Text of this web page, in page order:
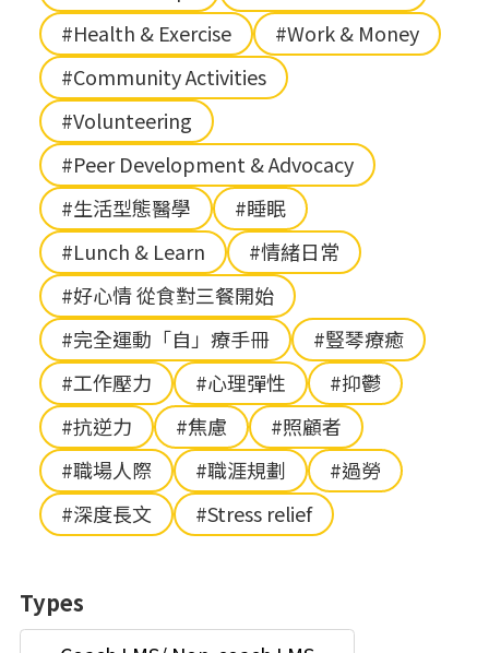
#Health & Exercise
#Work & Money
#Community Activities
#Volunteering
#Peer Development & Advocacy
#生活型態醫學
#睡眠
#Lunch & Learn
#情緒日常
#好心情 從食對三餐開始
#完全運動「自」療手冊
#豎琴療癒
#工作壓力
#心理彈性
#抑鬱
#抗逆力
#焦慮
#照顧者
#職場人際
#職涯規劃
#過勞
#深度長文
#Stress relief
Types